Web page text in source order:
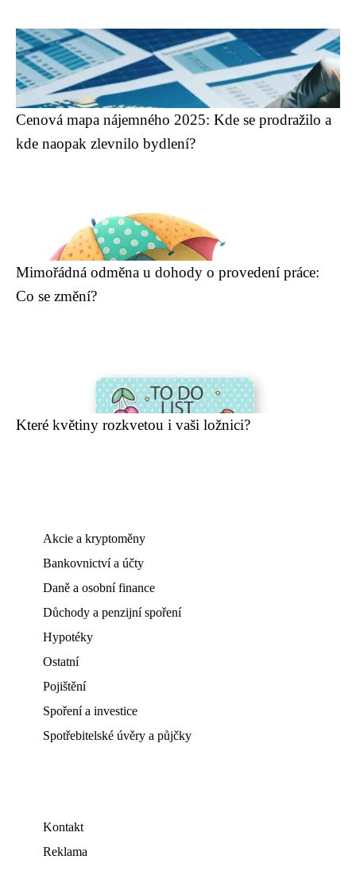
Cenová mapa nájemného 2025: Kde se prodražilo a
kde naopak zlevnilo bydlení?
Mimořádná odměna u dohody o provedení práce:
Co se změní?
Které květiny rozkvetou i vaši ložnici?
Akcie a kryptoměny
Bankovnictví a účty
Daně a osobní finance
Důchody a penzijní spoření
Hypotéky
Ostatní
Pojištění
Spoření a investice
Spotřebitelské úvěry a půjčky
Kontakt
Reklama